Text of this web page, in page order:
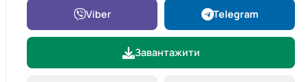
Viber Telegram
Завантажити